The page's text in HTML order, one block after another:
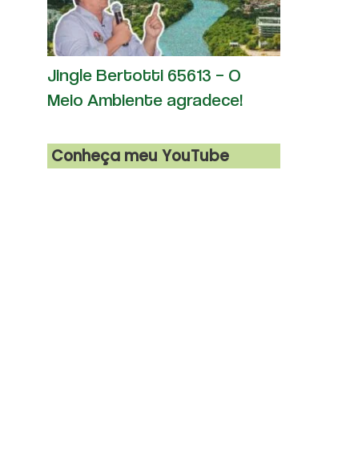
Jingle Bertotti 65613 – O
Meio Ambiente agradece!
Conheça meu YouTube